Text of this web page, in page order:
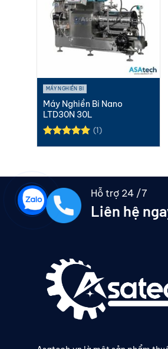
MÁY NGHIỀN BI
Máy Nghiền Bi Nano
LTD30N 30L
Được xếp
(1)
Hỗ trợ 24 /7
Liên hệ